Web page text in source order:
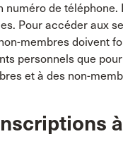
de téléphone.
Pour accéder aux
membres doivent
personnels que
et à des non-